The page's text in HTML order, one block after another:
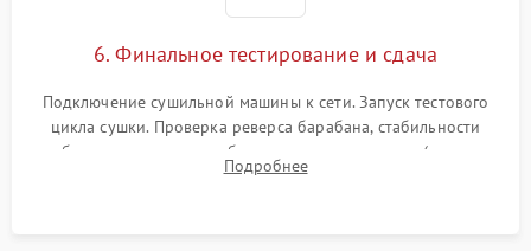
6. Финальное тестирование и сдача
Подключение сушильной машины к сети. Запуск тестового
цикла сушки. Проверка реверса барабана, стабильности
набора температуры, работы дренажного насоса (откачка
конденсата) и отсутствия посторонних скрипов, стуков или
Подробнее